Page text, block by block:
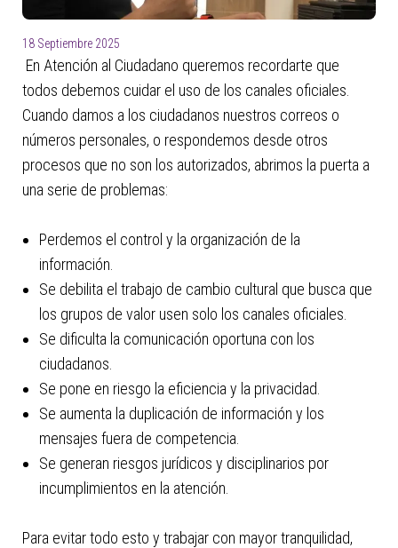
18 Septiembre 2025
En Atención al Ciudadano queremos recordarte que
todos debemos cuidar el uso de los canales oficiales.
Cuando damos a los ciudadanos nuestros correos o
números personales, o respondemos desde otros
procesos que no son los autorizados, abrimos la puerta a
una serie de problemas:
Perdemos el control y la organización de la
información.
Se debilita el trabajo de cambio cultural que busca que
los grupos de valor usen solo los canales oficiales.
Se dificulta la comunicación oportuna con los
ciudadanos.
Se pone en riesgo la eficiencia y la privacidad.
Se aumenta la duplicación de información y los
mensajes fuera de competencia.
Se generan riesgos jurídicos y disciplinarios por
incumplimientos en la atención.
Para evitar todo esto y trabajar con mayor tranquilidad,